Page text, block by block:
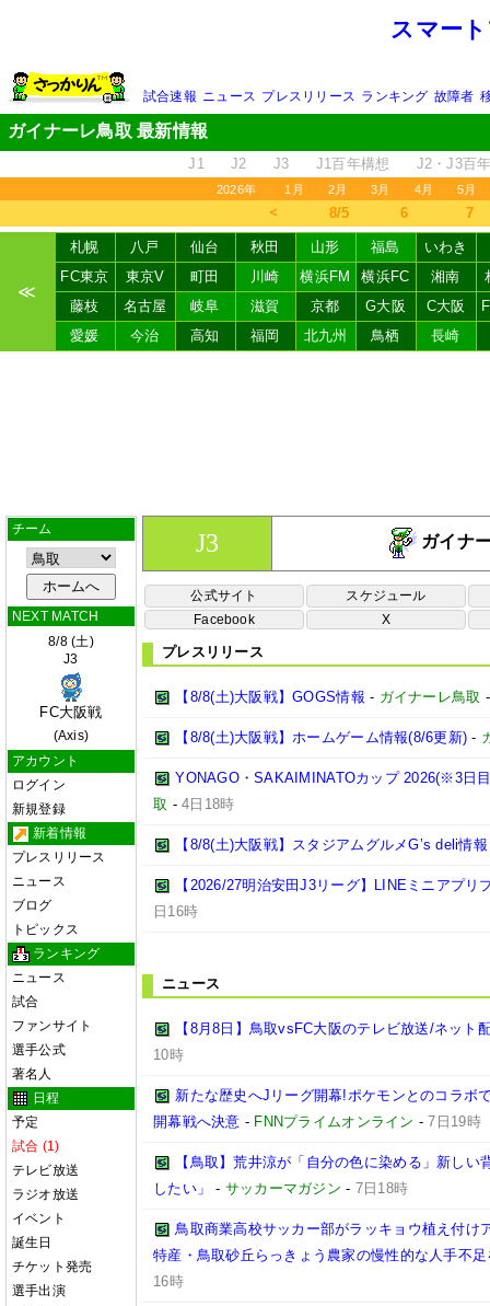
スマー
試合速報 ニュース プレスリリース ランキング 故障者
ガイナーレ鳥取 最新情報
J1 J2 J3 J1百年構想 J2・J3百
2026年 1月 2月 3月 4月 5月
＜ 8/5 6 7
≪
札幌 八戸 仙台 秋田 山形 福島
いわき
FC東京
東京V 町田 川崎 横浜FM 横浜FC 湘南
藤枝
名古屋 岐阜 滋賀 京都 G大阪 C大阪
愛媛
今治 高知 福岡 北九州 鳥栖 長崎
チーム
NEXT MATCH
8/8 (土)
J3
FC大阪戦
(Axis)
アカウント
ログイン
新規登録
新着情報
プレスリリース
ニュース
ブログ
トピックス
ランキング
ニュース
試合
ファンサイト
選手公式
著名人
日程
予定
試合 (1)
テレビ放送
ラジオ放送
イベント
誕生日
チケット発売
選手出演
J3 ガイナ
公式サイト
スケジュール
Facebook
X
プレスリリース
【8/8(土)大阪戦】GOGS情報 - ガイナーレ鳥取
【8/8(土)大阪戦】ホームゲーム情報(8/6更新) -
YONAGO・SAKAIMINATOカップ 2026(※3日
取 -4日18時
【8/8(土)大阪戦】スタジアムグルメG’s deli情報
【2026/27明治安田J3リーグ】LINEミニアプリ
日16時
ニュース
【8月8日】鳥取vsFC大阪のテレビ放送/ネット
10時
新たな歴史へJリーグ開幕!ポケモンとのコラボ
開幕戦へ決意 - FNNプライムオンライン -7日19時
【鳥取】荒井涼が「自分の色に染める」新し
したい」
- サッカーマガジン - 7日18時
鳥取商業高校サッカー部がラッキョウ植え付
特産・鳥取砂丘らっきょう農家の慢性的な人手不
16時